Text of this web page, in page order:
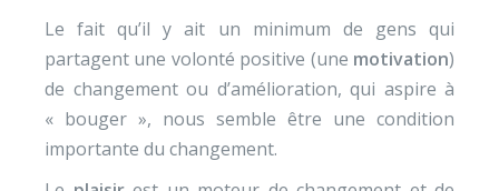
Le fait qu’il y ait un minimum de gens qui
partagent une volonté positive (une motivation)
de changement ou d’amélioration, qui aspire à
« bouger », nous semble être une condition
importante du changement.